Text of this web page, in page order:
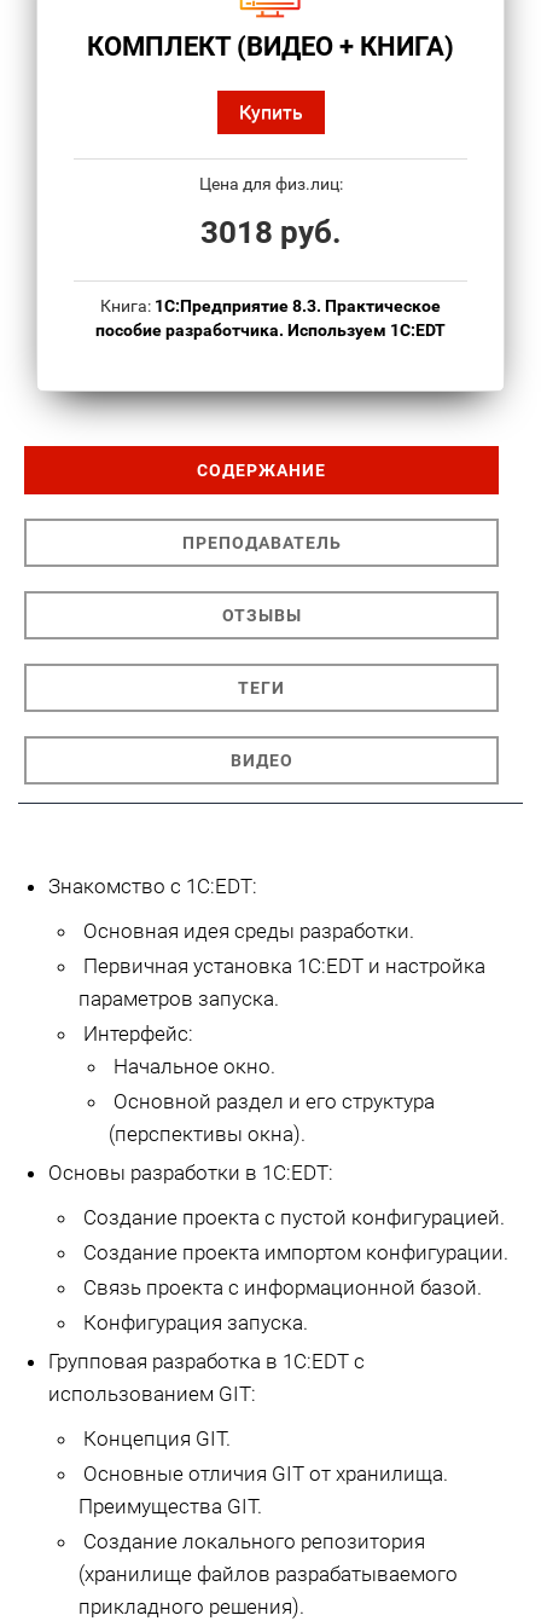
КОМПЛЕКТ (ВИДЕО + КНИГА)
Купить
Цена для физ.лиц:
3018 руб.
Книга: 1С:Предприятие 8.3. Практическое
пособие разработчика. Используем 1C:EDT
СОДЕРЖАНИЕ
ПРЕПОДАВАТЕЛЬ
ОТЗЫВЫ
ТЕГИ
ВИДЕО
Знакомство с 1С:EDT:
Основная идея среды разработки.
Первичная установка 1С:EDT и настройка
параметров запуска.
Интерфейс:
Начальное окно.
Основной раздел и его структура
(перспективы окна).
Основы разработки в 1С:EDT:
Создание проекта с пустой конфигурацией.
Создание проекта импортом конфигурации.
Связь проекта с информационной базой.
Конфигурация запуска.
Групповая разработка в 1С:EDT с
использованием GIT:
Концепция GIT.
Основные отличия GIT от хранилища.
Преимущества GIT.
Создание локального репозитория
(хранилище файлов разрабатываемого
прикладного решения).